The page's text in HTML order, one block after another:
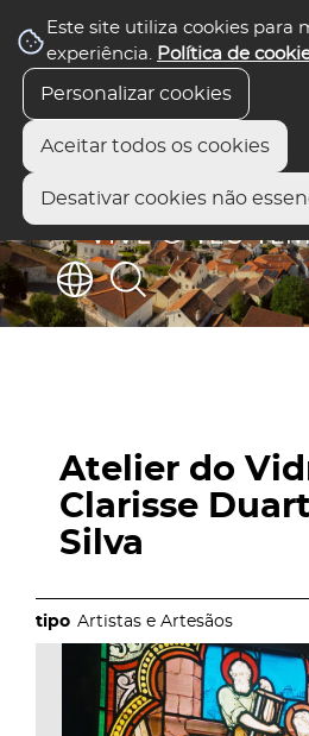
Este site utiliza cookies para
experiência. Política de
Personalizar cookies
Aceitar todos os cookies
Desativar cookies não
Atelier do
Clarisse
Silva
Artistas e Artesãos